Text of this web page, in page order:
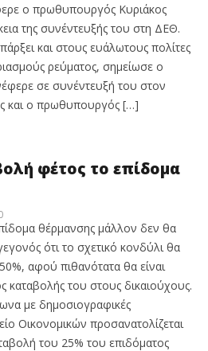
ο πρωθυπουργός Κυριάκος
της συνέντευξής του στη ΔΕΘ.
και στους ευάλωτους πολίτες
ρεύματος, σημείωσε ο
σε συνέντευξή του στον
και ο πρωθυπουργός […]
φέτος το επίδομα
θέρμανσης μάλλον δεν θα
ότι το σχετικό κονδύλι θα
αφού πιθανότατα θα είναι
καταβολής του στους δικαιούχους.
με δημοσιογραφικές
Οικονομικών προσανατολίζεται
του 25% του επιδόματος